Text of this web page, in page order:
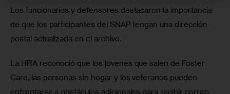
Los funcionarios y defensores destacaron la importancia
de que los participantes del SNAP tengan una dirección
postal actualizada en el archivo.
La HRA reconoció que los jóvenes que salen de Foster
Care, las personas sin hogar y los veteranos pueden
enfrentarse a obstáculos adicionales para recibir correo.